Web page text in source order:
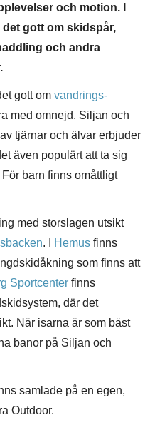
och motion. I
gott om skidspår,
och andra
gott om vandrings-
med omnejd. Siljan och
tjärnar och älvar erbjuder
även populärt att ta sig
barn finns omåttligt
med storslagen utsikt
. I Hemus finns
som finns att
Sportcenter finns
där det
När isarna är som bäst
banor på Siljan och
samlade på en egen,
Outdoor.